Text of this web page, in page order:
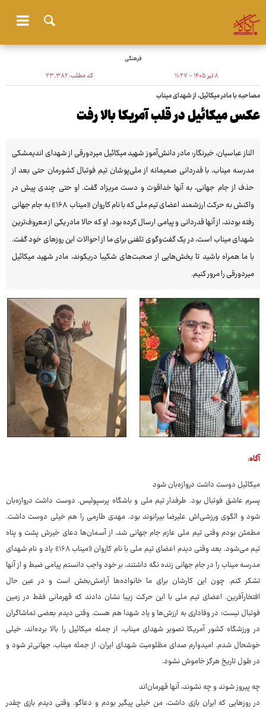
فرهنگی
۸ تیر ۱۴۰۵ - ۱۱:۲۷ کد مطلب:۲۳٬۳۸۲
مصاحبه با مادر میکائیل، از شهدای میناب
عکس میکائیل در قلب آمریکا بالا رفت
الناز عباسیان، خبرنگار: مادر دانش‌آموز شهید میکائیل میردورقی از شهدای اندیمشکی
مدرسه میناب، با قدردانی صمیمانه از ملی‌پوشان تیم فوتبال کشورمان حتی بعد از
حذف از جام جهانی، به آنها خداقوت و دست مریزاد گفت. او حتی چندی پیش در
واکنش به حرکت ارزشمند اعضای تیم ملی که با نام کاروان «میناب ۱۶۸» به جام جهانی
رفته بودند، از آنها قدردانی و پیامی ارسال کرده بود. او که حالا مادر یکی از معروف‌ترین
شهدای میناب است، در یک گفت‌وگوی تلفنی برای ما از احوالات این روزهای خود گفت.
با ما همراه باشید تا بخش‌هایی از صحبت‌های شکیبا دریکوند، مادر شهید میکائیل
میردورقی را مرور کنیم.
آگاه:
میکائیل دوست داشت دروازه‌بان شود
پسرم عاشق فوتبال بود. طرفدار تیم ملی و باشگاه پرسپولیس. دوست داشت دروازه‌بان
شود و الگوی ورزشی‌اش علیرضا بیرانوند بود. مهدی طارمی را هم خیلی دوست داشت.
مطمئن بودم وقتی تیم ملی عازم جام جهانی شد، از آسمان‌ها دعای خیرش پشت و پناه
تیم می‌شود. بعد وقتی دیدم اعضای تیم ملی با نام کاروان «میناب ۱۶۸» یاد و نام شهدای
مدرسه میناب را در جام جهانی زنده نگه داشتند، بر خود واجب دانستم پیامی ضبط و از آنها
تشکر کنم. چون این کارشان برای ما خانواده‌ها آرامش‌بخش است و در عین حال
افتخارآفرین. اعضای تیم ملی با این حرکت زیبا نشان دادند که قهرمانی فقط در زمین
فوتبال نیست؛ در وفاداری به ارزش‌ها و یاد شهدا هم هست. وقتی دیدم بعضی تماشاگران
در ورزشگاه کشور آمریکا تصویر شهدای میناب، از جمله میکائیل را بالا برده‌اند، خیلی
خوشحال شدم. امیدوارم صدای مظلومیت شهدای ایران، از جمله میناب، جهانی‌تر شود و
در طول تاریخ هرگز خاموش نشود.
چه پیروز شوند و چه نشوند، آنها قهرمان‌اند
در روزهایی که ایران بازی داشت، من خیلی پیگیر بودم و دعاگو. وقتی دیدم بازی چقدر